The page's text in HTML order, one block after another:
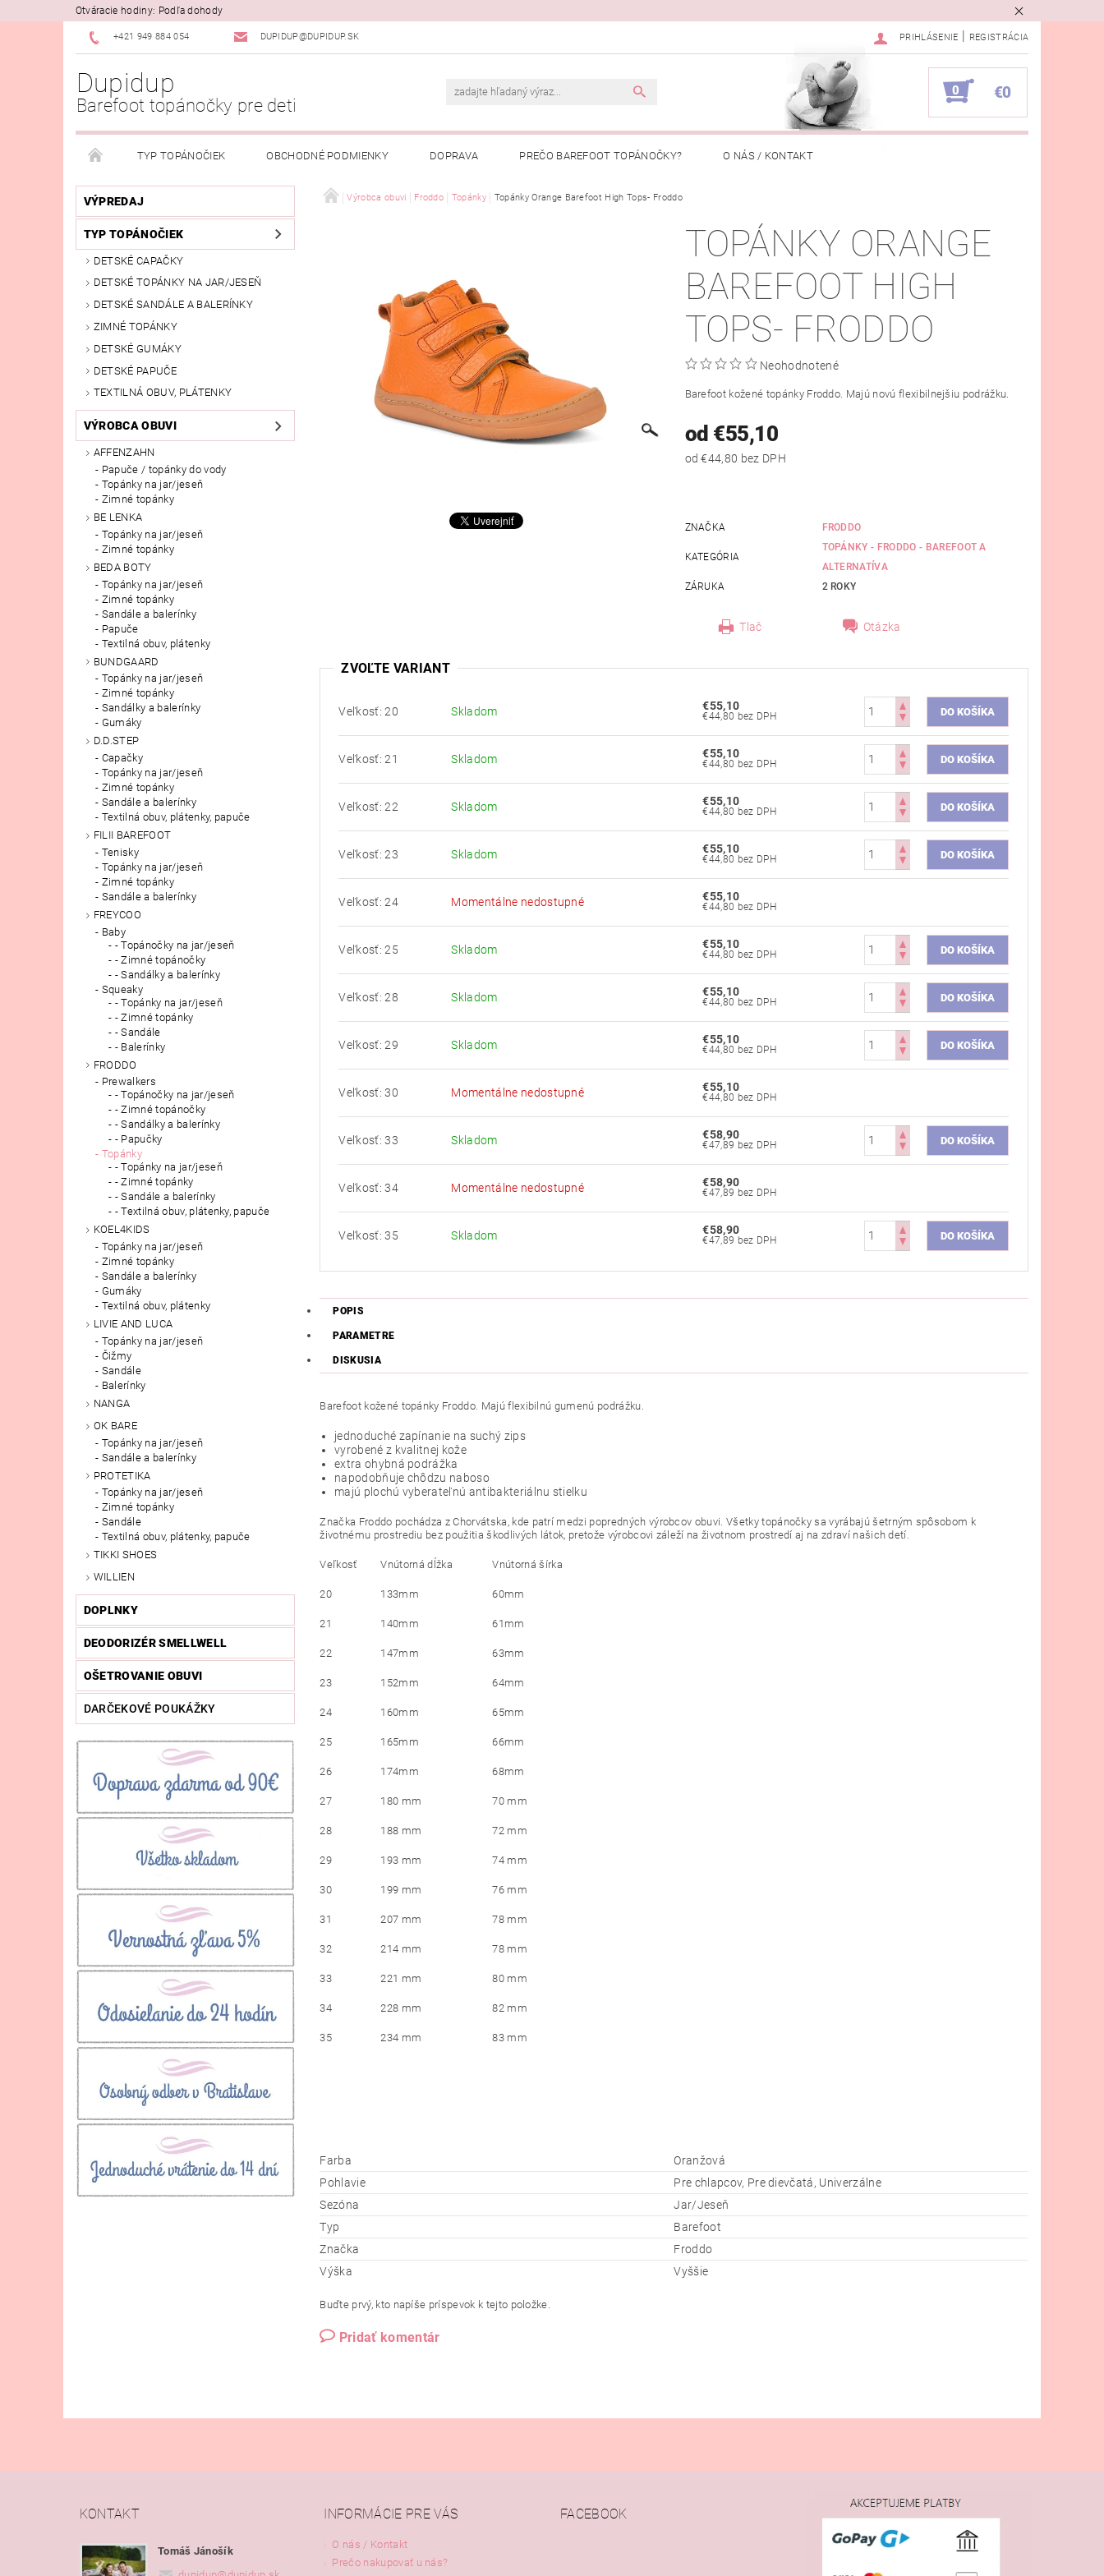
Otváracie hodiny: Podľa dohody
+421 949 884 054 DUPIDUP@DUPIDUP.SK PRIHLÁSENIE REGISTRÁCIA
Dupidup
Barefoot topánočky pre deti
0 €0
TYP TOPÁNOČIEK OBCHODNÉ PODMIENKY DOPRAVA PREČO BAREFOOT TOPÁNOČKY? O NÁS / KONTAKT
PODMIENKY OSOBNÝCH ÚDAJOV REKLAMAČNÝ PORIADOK PREČO NAKUPOVAŤ U NÁS? MOJA OBJEDNÁVKA
VÝPREDAJ
TYP TOPÁNOČIEK
DETSKÉ CAPAČKY
DETSKÉ TOPÁNKY NA JAR/JESEŇ
DETSKÉ SANDÁLE A BALERÍNKY
ZIMNÉ TOPÁNKY
DETSKÉ GUMÁKY
DETSKÉ PAPUČE
TEXTILNÁ OBUV, PLÁTENKY
VÝROBCA OBUVI
AFFENZAHN
Papuče / topánky do vody
Topánky na jar/jeseň
Zimné topánky
BE LENKA
Topánky na jar/jeseň
Zimné topánky
BEDA BOTY
Topánky na jar/jeseň
Zimné topánky
Sandále a balerínky
Papuče
Textilná obuv, plátenky
BUNDGAARD
Topánky na jar/jeseň
Zimné topánky
Sandálky a balerínky
Gumáky
D.D.STEP
Capačky
Topánky na jar/jeseň
Zimné topánky
Sandále a balerínky
Textilná obuv, plátenky, papuče
FILII BAREFOOT
Tenisky
Topánky na jar/jeseň
Zimné topánky
Sandále a balerínky
FREYCOO
Baby
- Topánočky na jar/jeseň
- Zimné topánočky
- Sandálky a balerínky
Squeaky
- Topánky na jar/jeseň
- Zimné topánky
- Sandále
- Balerínky
FRODDO
Prewalkers
- Topánočky na jar/jeseň
- Zimné topánočky
- Sandálky a balerínky
- Papučky
Topánky
- Topánky na jar/jeseň
- Zimné topánky
- Sandále a balerínky
- Textilná obuv, plátenky, papuče
KOEL4KIDS
Topánky na jar/jeseň
Zimné topánky
Sandále a balerínky
Gumáky
Textilná obuv, plátenky
LIVIE AND LUCA
Topánky na jar/jeseň
Čižmy
Sandále
Balerínky
NANGA
OK BARE
Topánky na jar/jeseň
Sandále a balerínky
PROTETIKA
Topánky na jar/jeseň
Zimné topánky
Sandále
Textilná obuv, plátenky, papuče
TIKKI SHOES
WILLIEN
DOPLNKY
DEODORIZÉR SMELLWELL
OŠETROVANIE OBUVI
DARČEKOVÉ POUKÁŽKY
Výrobca obuvi Froddo Topánky Topánky Orange Barefoot High Tops- Froddo
TOPÁNKY ORANGE
BAREFOOT HIGH
TOPS- FRODDO
Neohodnotené
Barefoot kožené topánky Froddo. Majú novú flexibilnejšiu podrážku.
od €55,10
od €44,80 bez DPH
ZNAČKA FRODDO
KATEGÓRIA
TOPÁNKY - FRODDO - BAREFOOT A
ALTERNATÍVA
ZÁRUKA
2 ROKY
Tlač Otázka
ZVOĽTE VARIANT
Veľkosť: 20 Skladom €55,10
€44,80 bez DPH
Veľkosť: 21 Skladom €55,10
€44,80 bez DPH
Veľkosť: 22 Skladom €55,10
€44,80 bez DPH
Veľkosť: 23 Skladom €55,10
€44,80 bez DPH
Veľkosť: 24 Momentálne nedostupné €55,10
€44,80 bez DPH
Veľkosť: 25 Skladom €55,10
€44,80 bez DPH
Veľkosť: 28 Skladom €55,10
€44,80 bez DPH
Veľkosť: 29 Skladom €55,10
€44,80 bez DPH
Veľkosť: 30 Momentálne nedostupné €55,10
€44,80 bez DPH
Veľkosť: 33 Skladom €58,90
€47,89 bez DPH
Veľkosť: 34 Momentálne nedostupné €58,90
€47,89 bez DPH
Veľkosť: 35 Skladom €58,90
€47,89 bez DPH
POPIS
PARAMETRE
DISKUSIA
Barefoot kožené topánky Froddo. Majú flexibilnú gumenú podrážku.
jednoduché zapínanie na suchý zips
vyrobené z kvalitnej kože
extra ohybná podrážka
napodobňuje chôdzu naboso
majú plochú vyberateľnú antibakteriálnu stielku
Značka Froddo pochádza z Chorvátska, kde patrí medzi popredných výrobcov obuvi. Všetky topánočky sa vyrábajú šetrným spôsobom k
životnému prostrediu bez použitia škodlivých látok, pretože výrobcovi záleží na životnom prostredí aj na zdraví našich detí.
Veľkosť Vnútorná dĺžka Vnútorná šírka
20 133mm 60mm
21 140mm 61mm
22 147mm 63mm
23 152mm 64mm
24 160mm 65mm
25 165mm 66mm
26 174mm 68mm
27 180 mm 70 mm
28 188 mm 72 mm
29 193 mm 74 mm
30 199 mm 76 mm
31 207 mm 78 mm
32 214 mm 78 mm
33 221 mm 80 mm
34 228 mm 82 mm
35 234 mm 83 mm
Farba
Oranžová
Pohlavie
Pre chlapcov, Pre dievčatá, Univerzálne
Sezóna
Jar/Jeseň
Typ
Barefoot
Značka
Froddo
Výška
Vyššie
Buďte prvý, kto napíše príspevok k tejto položke.
Pridať komentár
KONTAKT
Tomáš Jánošík
INFORMÁCIE PRE VÁS
O nás / Kontakt
Prečo nakupovať u nás?
FACEBOOK